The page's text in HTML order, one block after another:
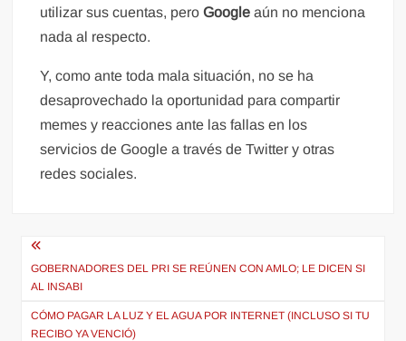
utilizar sus cuentas, peroGoogleaún no menciona
nada al respecto.
Y, como ante toda mala situación, no se ha
desaprovechado la oportunidad para compartir
memes y reacciones ante las fallas en los
servicios de Google a través de Twitter y otras
redes sociales.
Navegación
de
entradas
GOBERNADORES DEL PRI SE REÚNEN CON AMLO; LE DICEN SI
AL INSABI
CÓMO PAGAR LA LUZ Y EL AGUA POR INTERNET (INCLUSO SI TU
RECIBO YA VENCIÓ)